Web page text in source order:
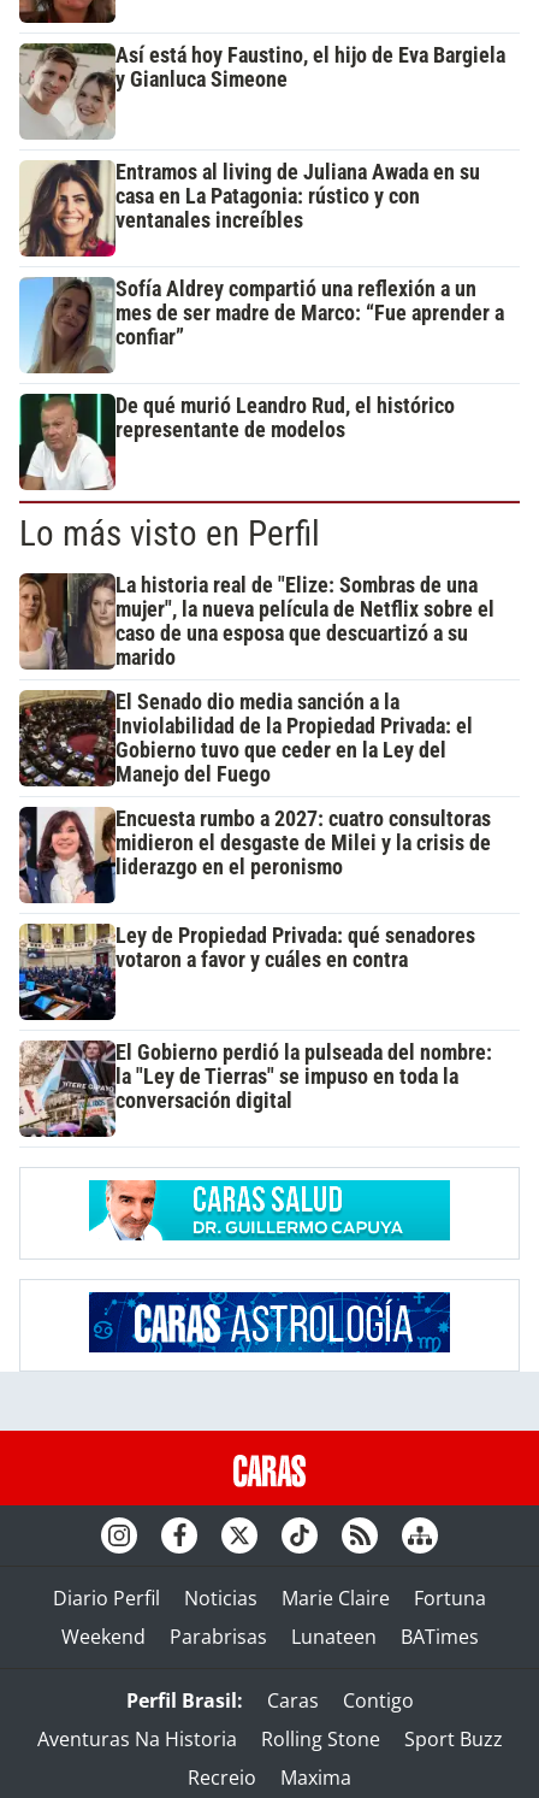
Así está hoy Faustino, el hijo de Eva Bargiela
y Gianluca Simeone
Entramos al living de Juliana Awada en su
casa en La Patagonia: rústico y con
ventanales increíbles
Sofía Aldrey compartió una reflexión a un
mes de ser madre de Marco: “Fue aprender a
confiar”
De qué murió Leandro Rud, el histórico
representante de modelos
Lo más visto en Perfil
La historia real de "Elize: Sombras de una
mujer", la nueva película de Netflix sobre el
caso de una esposa que descuartizó a su
marido
El Senado dio media sanción a la
Inviolabilidad de la Propiedad Privada: el
Gobierno tuvo que ceder en la Ley del
Manejo del Fuego
Encuesta rumbo a 2027: cuatro consultoras
midieron el desgaste de Milei y la crisis de
liderazgo en el peronismo
Ley de Propiedad Privada: qué senadores
votaron a favor y cuáles en contra
El Gobierno perdió la pulseada del nombre:
la "Ley de Tierras" se impuso en toda la
conversación digital
Diario Perfil Noticias Marie Claire
Fortuna
Weekend
Parabrisas Lunateen BATimes
Perfil Brasil: Caras
Contigo
Aventuras Na Historia
Rolling Stone
Sport Buzz
Recreio
Maxima